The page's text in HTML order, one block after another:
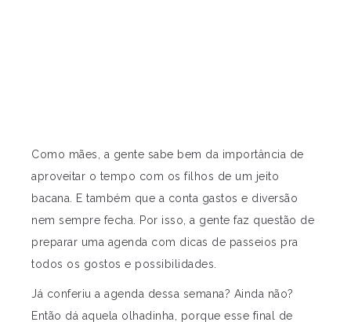
Como mães, a gente sabe bem da importância de
aproveitar o tempo com os filhos de um jeito
bacana. E também que a conta gastos e diversão
nem sempre fecha. Por isso, a gente faz questão de
preparar uma agenda com dicas de passeios pra
todos os gostos e possibilidades.
Já conferiu a agenda dessa semana? Ainda não?
Então dá aquela olhadinha, porque esse final de